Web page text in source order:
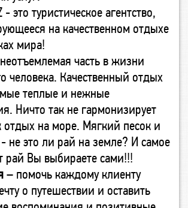
это туристическое агентство,
на качественном отдыхе
мира!
часть в жизни
человека. Качественный отдых
теплые и нежные
Ничто так не гармонизирует
отдых на море. Мягкий песок и
не это ли рай на земле? И самое
рай Вы выбираете сами!!!
– помочь каждому клиенту
о путешествии и оставить